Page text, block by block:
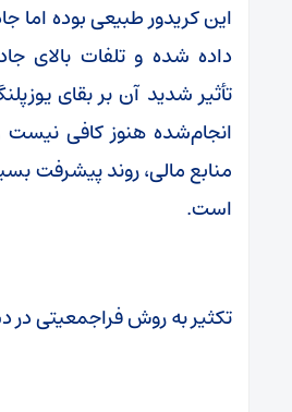
این کریدور طبیعی بوده اما
داده شده و تلفات بالای
تأثیر شدید آن بر بقای
انجام‌شده هنوز کافی
منابع مالی، روند پیشرفت
است.
تکثیر به روش فراجمعیتی در